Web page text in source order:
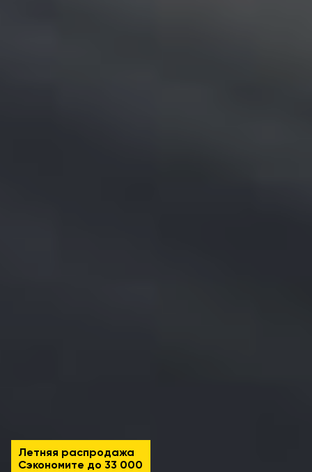
Летняя распродажа
Сэкономите до 33 000